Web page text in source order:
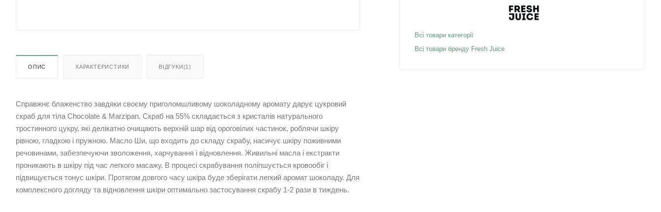
ОПИС ХАРАКТЕРИСТИКИ ВІДГУКИ(1)
Справжнє блаженство завдяки своєму приголомшливому шоколадному аромату дарує цукровий
скраб для тіла Chocolate & Мarzipan. Скраб на 55% складається з кристалів натурального
тростинного цукру, які делікатно очищають верхній шар від ороговілих частинок, роблячи шкіру
рівною, гладкою і пружною. Масло Ши, що входить до складу скрабу, насичує шкіру поживними
речовинами, забезпечуючи зволоження, харчування і відновлення. Живильні масла і екстракти
проникають в шкіру під час легкого масажу. В процесі скрабування поліпшується кровообіг і
підвищується тонус шкіри. Протягом довгого часу шкіра буде зберігати легкий аромат шоколаду. Для
комплексного догляду та відновлення шкіри оптимально застосування скрабу 1-2 рази в тиждень.
Всі товари категорії
Всі товари бренду Fresh Juice